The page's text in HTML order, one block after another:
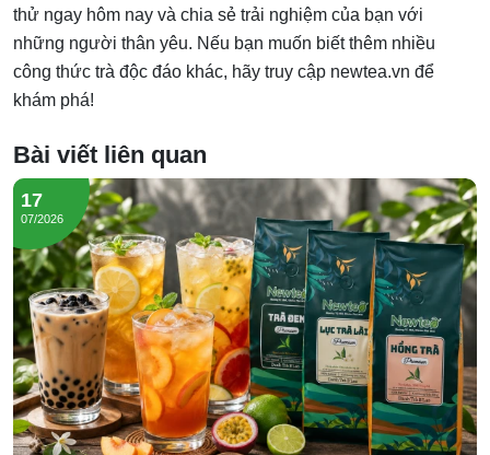
thử ngay hôm nay và chia sẻ trải nghiệm của bạn với
những người thân yêu. Nếu bạn muốn biết thêm nhiều
công thức trà độc đáo khác, hãy truy cập newtea.vn để
khám phá!
Bài viết liên quan
17
07/2026